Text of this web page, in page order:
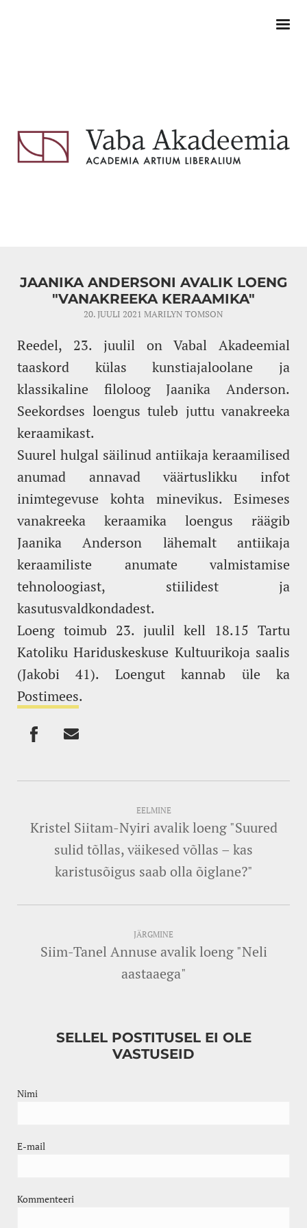
JAANIKA ANDERSONI AVALIK LOENG
"VANAKREEKA KERAAMIKA"
20. JUULI 2021 MARILYN TOMSON
Reedel, 23. juulil on Vabal Akadeemial
taaskord külas kunstiajaloolane ja
klassikaline filoloog Jaanika Anderson.
Seekordses loengus tuleb juttu vanakreeka
keraamikast.
Suurel hulgal säilinud antiikaja keraamilised
anumad annavad väärtuslikku infot
inimtegevuse kohta minevikus. Esimeses
vanakreeka keraamika loengus räägib
Jaanika Anderson lähemalt antiikaja
keraamiliste anumate valmistamise
tehnoloogiast, stiilidest ja
kasutusvaldkondadest.
Loeng toimub 23. juulil kell 18.15 Tartu
Katoliku Hariduskeskuse Kultuurikoja saalis
(Jakobi 41). Loengut kannab üle ka
Postimees.
EELMINE
Kristel Siitam-Nyiri avalik loeng "Suured
sulid tõllas, väikesed võllas – kas
karistusõigus saab olla õiglane?"
JÄRGMINE
Siim-Tanel Annuse avalik loeng "Neli
aastaaega"
SELLEL POSTITUSEL EI OLE
VASTUSEID
Nimi
E-mail
Kommenteeri